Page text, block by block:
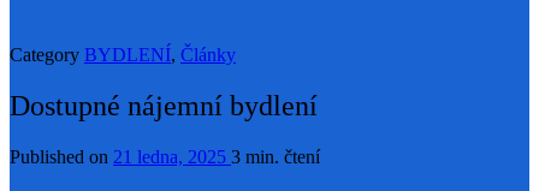
Category BYDLENÍ, Články
Dostupné nájemní bydlení
Published on 21 ledna, 2025 3 min. čtení